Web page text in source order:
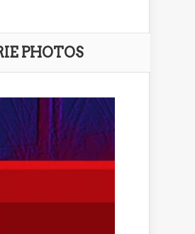
PHOTOS